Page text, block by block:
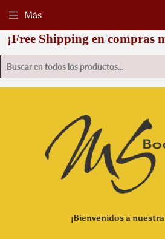
¡Free Shipping en compras
¡Bienvenidos a
Más